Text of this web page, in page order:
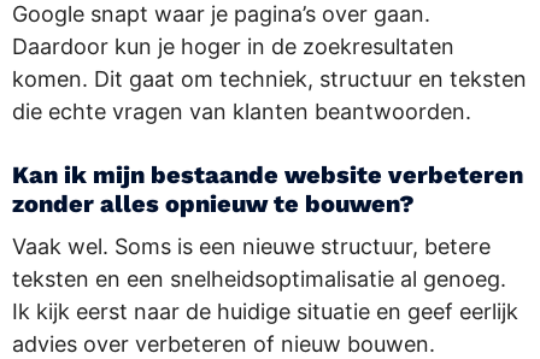
Google snapt waar je pagina’s over gaan.
Daardoor kun je hoger in de zoekresultaten
komen. Dit gaat om techniek, structuur en teksten
die echte vragen van klanten beantwoorden.
Kan ik mijn bestaande website verbeteren
zonder alles opnieuw te bouwen?
Vaak wel. Soms is een nieuwe structuur, betere
teksten en een snelheidsoptimalisatie al genoeg.
Ik kijk eerst naar de huidige situatie en geef eerlijk
advies over verbeteren of nieuw bouwen.